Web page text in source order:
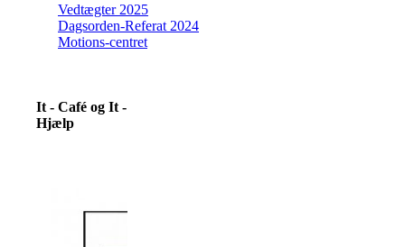
Vedtægter 2025
Dagsorden-Referat 2024
Motions-centret
It - Café og It -
Hjælp